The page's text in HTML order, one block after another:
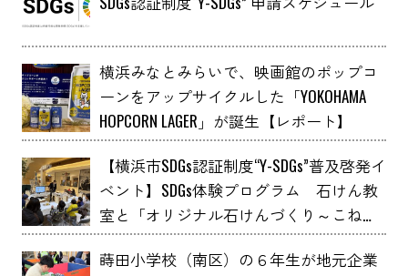
横浜みなとみらいで、映画館のポップコ
ーンをアップサイクルした「YOKOHAMA
HOPCORN LAGER」が誕生【レポート】
【横浜市SDGs認証制度“Y-SDGs”普及啓発イ
ベント】SDGs体験プログラム 石けん教
室と「オリジナル石けんづくり～こねこ
ね石けん～」 YOXO FESTIVALに出展
蒔田小学校（南区）の６年生が地元企業